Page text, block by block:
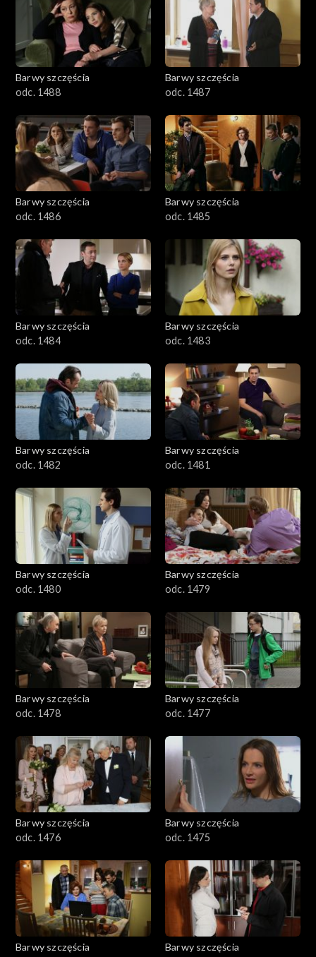
1101–1200
1001–1100
901–1000
801–900
782–800
Barwy szczęścia
odc. 1488
Barwy szczęścia
odc. 1487
Barwy szczęścia
odc. 1486
Barwy szczęścia
odc. 1485
Barwy szczęścia
odc. 1484
Barwy szczęścia
odc. 1483
Barwy szczęścia
odc. 1482
Barwy szczęścia
odc. 1481
Barwy szczęścia
odc. 1480
Barwy szczęścia
odc. 1479
Barwy szczęścia
odc. 1478
Barwy szczęścia
odc. 1477
Barwy szczęścia
odc. 1476
Barwy szczęścia
odc. 1475
Barwy szczęścia
Barwy szczęścia